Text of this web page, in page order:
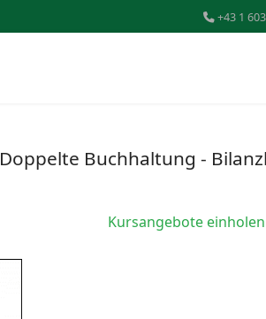
+43 1
Doppelte Buchhaltung -
Kursangebote einholen